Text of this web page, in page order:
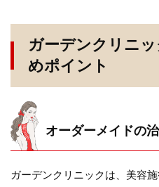
ガーデンクリニ
めポイント
オーダーメイドの
ガーデンクリニックは、美容